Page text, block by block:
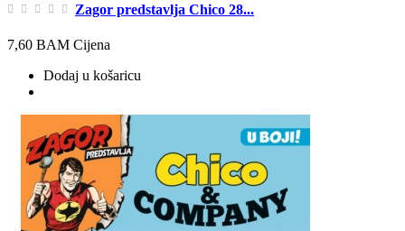
Zagor predstavlja Chico 28...
7,60 BAM Cijena
Dodaj u košaricu